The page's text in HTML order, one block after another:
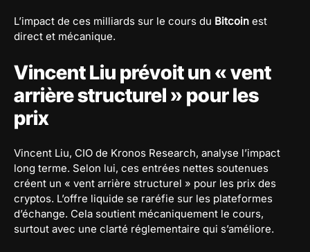
L’impact de ces milliards sur le cours du Bitcoin est
direct et mécanique.
Vincent Liu prévoit un « vent
arrière structurel » pour les
prix
Vincent Liu, CIO de Kronos Research, analyse l’impact
long terme. Selon lui, ces entrées nettes soutenues
créent un « vent arrière structurel » pour les prix des
cryptos. L’offre liquide se raréfie sur les plateformes
d’échange. Cela soutient mécaniquement le cours,
surtout avec une clarté réglementaire qui s’améliore.